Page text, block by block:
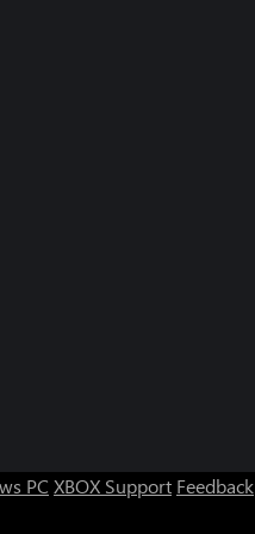
PC XBOX Support Feedback